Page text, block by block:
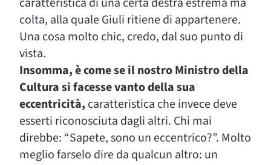
colta, alla quale Giuli ritiene di appartenere.
Una cosa molto chic, credo, dal suo punto di
vista.
Insomma, è come se il nostro Ministro della
Cultura si facesse vanto della sua
eccentricità, caratteristica che invece deve
esserti riconosciuta dagli altri. Chi mai
direbbe: “Sapete, sono un eccentrico?”. Molto
meglio farselo dire da qualcun altro: un